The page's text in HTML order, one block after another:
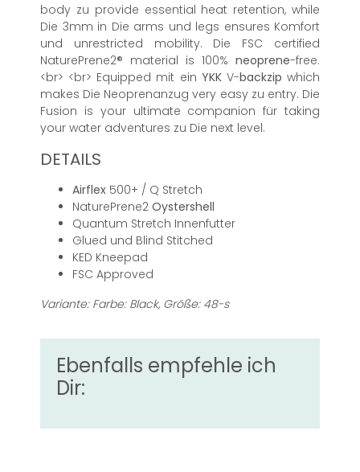
body zu provide essential heat retention, while
Die 3mm in Die arms und legs ensures Komfort
und unrestricted mobility. Die FSC certified
NaturePrene2® material is 100% neoprene-free.
<br> <br> Equipped mit ein YKKV-backzip which
makes Die Neoprenanzug very easy zu entry. Die
Fusion is your ultimate companion für taking
your water adventures zu Die next level.
DETAILS
Airflex 500+ / Q Stretch
NaturePrene2 Oystershell
Quantum Stretch Innenfutter
Glued und Blind Stitched
KED Kneepad
FSC Approved
Variante: Farbe: Black, Größe: 48-s
Ebenfalls empfehle ich
Dir: